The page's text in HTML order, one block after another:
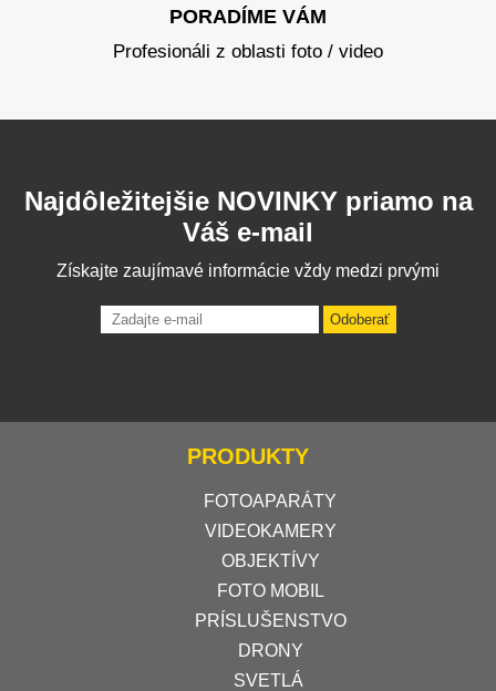
PORADÍME VÁM
Profesionáli z oblasti foto / video
Najdôležitejšie NOVINKY priamo na
Váš e-mail
Získajte zaujímavé informácie vždy medzi prvými
Odoberať
PRODUKTY
FOTOAPARÁTY
VIDEOKAMERY
OBJEKTÍVY
FOTO MOBIL
PRÍSLUŠENSTVO
DRONY
SVETLÁ